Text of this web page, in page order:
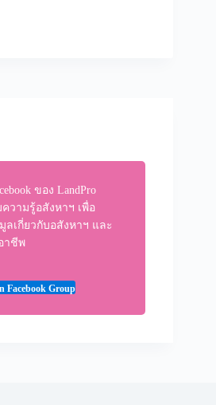
ของ LandPro
วามรู้อสังหาฯ เพื่อ
ลเกี่ยวกับอสังหาฯ และ
าชีพ
Facebook Group